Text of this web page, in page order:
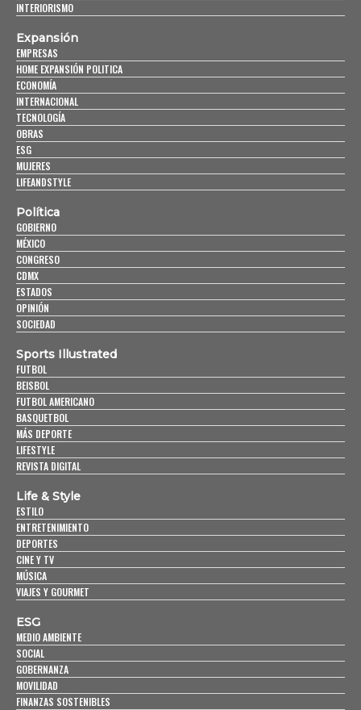
INTERIORISMO
Expansión
EMPRESAS
HOME EXPANSIÓN POLITICA
ECONOMÍA
INTERNACIONAL
TECNOLOGÍA
OBRAS
ESG
MUJERES
LIFEANDSTYLE
Política
GOBIERNO
MÉXICO
CONGRESO
CDMX
ESTADOS
OPINIÓN
SOCIEDAD
Sports Illustrated
FUTBOL
BEISBOL
FUTBOL AMERICANO
BASQUETBOL
MÁS DEPORTE
LIFESTYLE
REVISTA DIGITAL
Life & Style
ESTILO
ENTRETENIMIENTO
DEPORTES
CINE Y TV
MÚSICA
VIAJES Y GOURMET
ESG
MEDIO AMBIENTE
SOCIAL
GOBERNANZA
MOVILIDAD
FINANZAS SOSTENIBLES